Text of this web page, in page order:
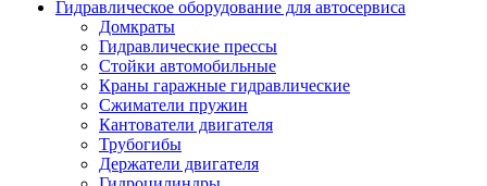
Гидравлическое оборудование для автосервиса
Домкраты
Гидравлические прессы
Стойки автомобильные
Краны гаражные гидравлические
Сжиматели пружин
Кантователи двигателя
Трубогибы
Держатели двигателя